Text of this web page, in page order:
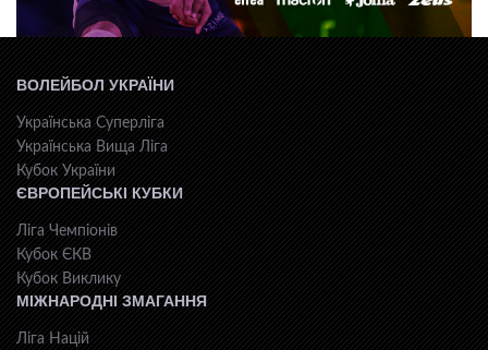
ВОЛЕЙБОЛ УКРАЇНИ
Українська Суперліга
Українська Вища Ліга
Кубок України
ЄВРОПЕЙСЬКІ КУБКИ
Ліга Чемпіонів
Кубок ЄКВ
Кубок Виклику
МІЖНАРОДНІ ЗМАГАННЯ
Ліга Націй